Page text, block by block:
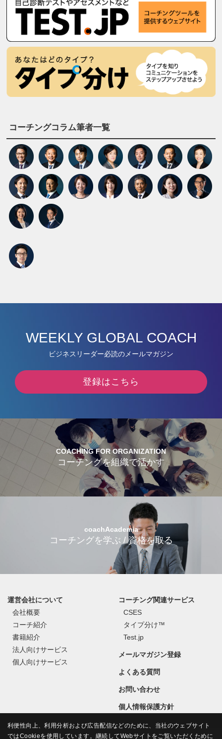
コーチングコラム筆者一覧
WEEKLY GLOBAL COACH
ビジネスリーダー必読のメールマガジン
登録はこちら
COACHING FOR ORGANIZATION
コーチングを組織で活かす
coachAcademia
コーチングを学ぶ / 資格を取る
運営会社について
会社概要
コーチ紹介
書籍紹介
法人向けサービス
個人向けサービス
コーチング関連サービス
CSES
タイプ分け™
Test.jp
メールマガジン登録
よくある質問
お問い合わせ
個人情報保護方針
利便性向上、利用分析および広告配信などのために、当社のウェブサイト
ではCookieを使用しています。継続してWebサイトをご覧いただくために